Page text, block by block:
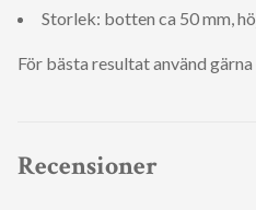
Storlek: botten ca 50 mm,
För bästa resultat använd gärna
Recensioner